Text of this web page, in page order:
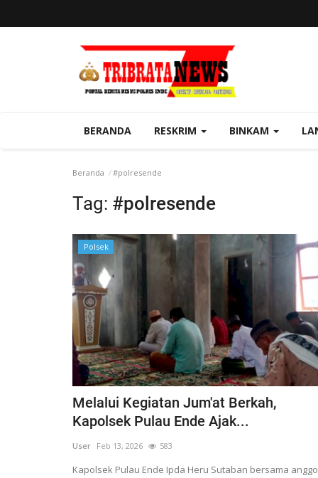
BERANDA RESKRIM BINKAM
Beranda #polresende
Tag: #polresende
Polsek
Melalui Kegiatan Jum'at Berkah,
Kapolsek Pulau Ende Ajak...
User Feb 13, 2026 583
Kapolsek Pulau Ende Ipda Heru Sutaban bersama